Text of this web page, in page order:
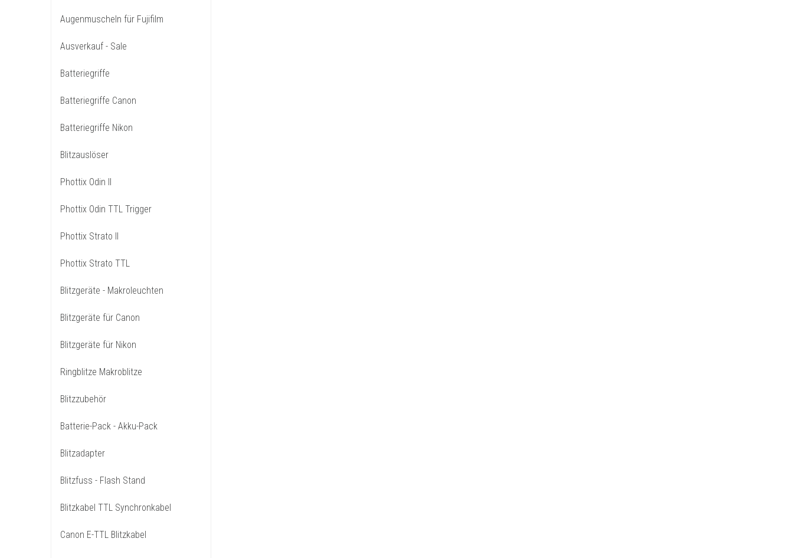
Augenmuscheln für Fujifilm
Ausverkauf - Sale
Batteriegriffe
Batteriegriffe Canon
Batteriegriffe Nikon
Blitzauslöser
Phottix Odin II
Phottix Odin TTL Trigger
Phottix Strato II
Phottix Strato TTL
Blitzgeräte - Makroleuchten
Blitzgeräte für Canon
Blitzgeräte für Nikon
Ringblitze Makroblitze
Blitzzubehör
Batterie-Pack - Akku-Pack
Blitzadapter
Blitzfuss - Flash Stand
Blitzkabel TTL Synchronkabel
Canon E-TTL Blitzkabel